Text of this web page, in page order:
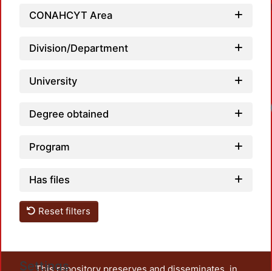
CONAHCYT Area
Division/Department
University
Degree obtained
Program
Has files
Reset filters
Settings